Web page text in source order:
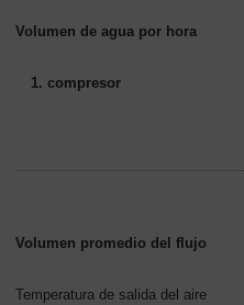
Volumen de agua por hora
1. compresor
Volumen promedio del flujo
Temperatura de salida del aire